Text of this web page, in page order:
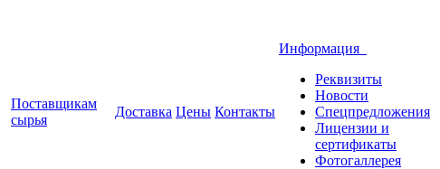
Поставщикам
сырья
Доставка Цены Контакты
Информация
Реквизиты
Новости
Спецпредложения
Лицензии и
сертификаты
Фотогаллерея